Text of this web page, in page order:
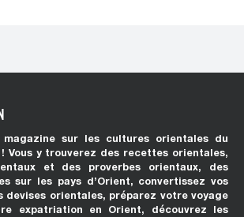
magazine sur les cultures orientales du
! Vous y trouverez des recettes orientales,
et des proverbes orientaux, des
sur les pays d’Orient, convertissez vos
devises orientales, préparez votre voyage
expatriation en Orient, découvrez les